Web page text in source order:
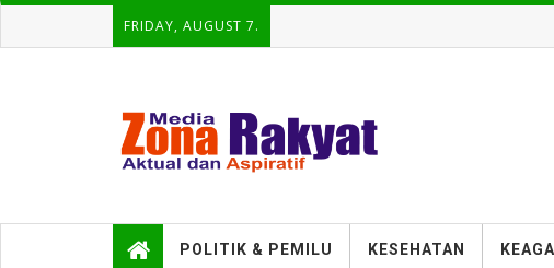
FRIDAY, AUGUST 7.
POLITIK & PEMILU KESEHATAN